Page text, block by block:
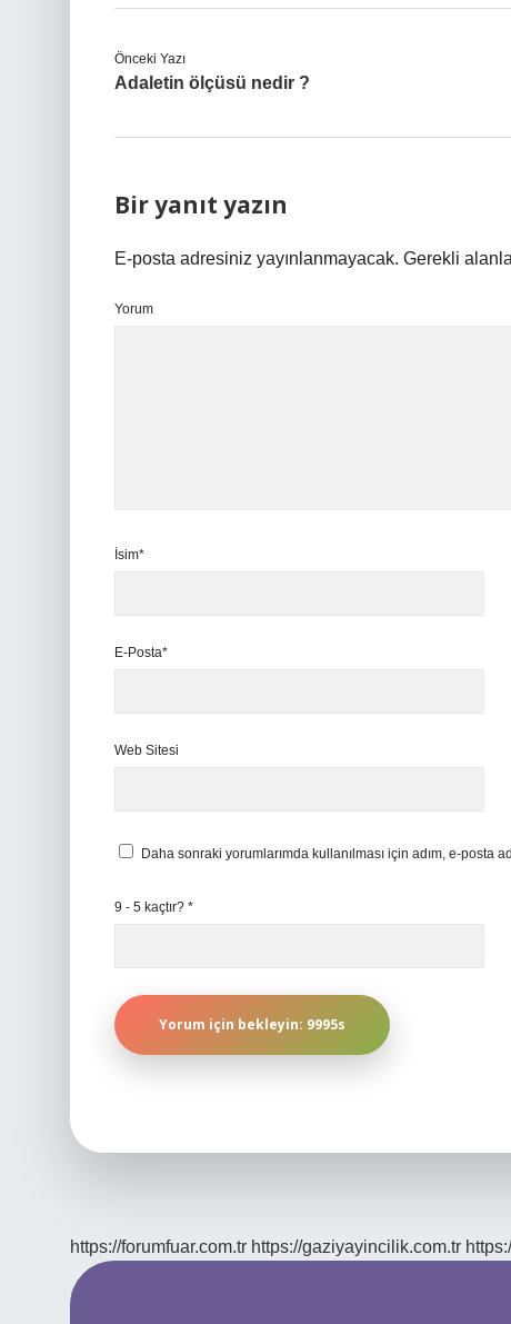
Önceki Yazı
Adaletin ölçüsü nedir ?
Bir yanıt yazın
E-posta adresiniz yayınlanmayacak. Gerekli
Yorum
İsim*
E-Posta*
Web Sitesi
Daha sonraki yorumlarımda kullanılması için adım, e-posta
9 - 5 kaçtır? *
https://forumfuar.com.tr https://gaziyayincilik.com.tr